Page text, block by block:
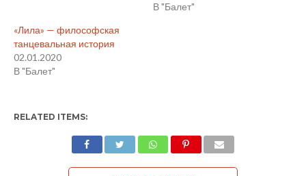
В "Балет"
«Лила» — философская
танцевальная история
02.01.2020
В "Балет"
RELATED ITEMS: